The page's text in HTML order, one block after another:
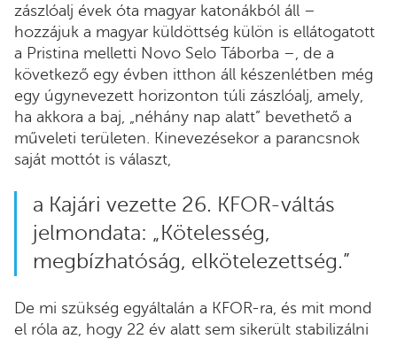
zászlóalj évek óta magyar katonákból áll –
hozzájuk a magyar küldöttség külön is ellátogatott
a Pristina melletti Novo Selo Táborba –, de a
következő egy évben itthon áll készenlétben még
egy úgynevezett horizonton túli zászlóalj, amely,
ha akkora a baj, „néhány nap alatt” bevethető a
műveleti területen. Kinevezésekor a parancsnok
saját mottót is választ,
a Kajári vezette 26. KFOR-váltás
jelmondata: „Kötelesség,
megbízhatóság, elkötelezettség.”
De mi szükség egyáltalán a KFOR-ra, és mit mond
el róla az, hogy 22 év alatt sem sikerült stabilizálni